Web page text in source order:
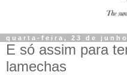
quarta-feira, 23 de junho
E só assim para
lamechas